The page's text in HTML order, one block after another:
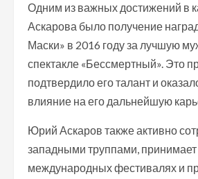
Одним из важных достижений в
Аскарова было получение
Маски» в 2016 году за лучшую
спектакле «Бессмертный». Это
подтвердило его талант и
влияние на его дальнейшую
Юрий Аскаров также активно
западными труппами, принимает
международных фестивалях и